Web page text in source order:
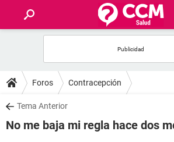
FOROS
SALUD
Foros Contracepción
Tema Anterior
No me baja mi regla hace dos